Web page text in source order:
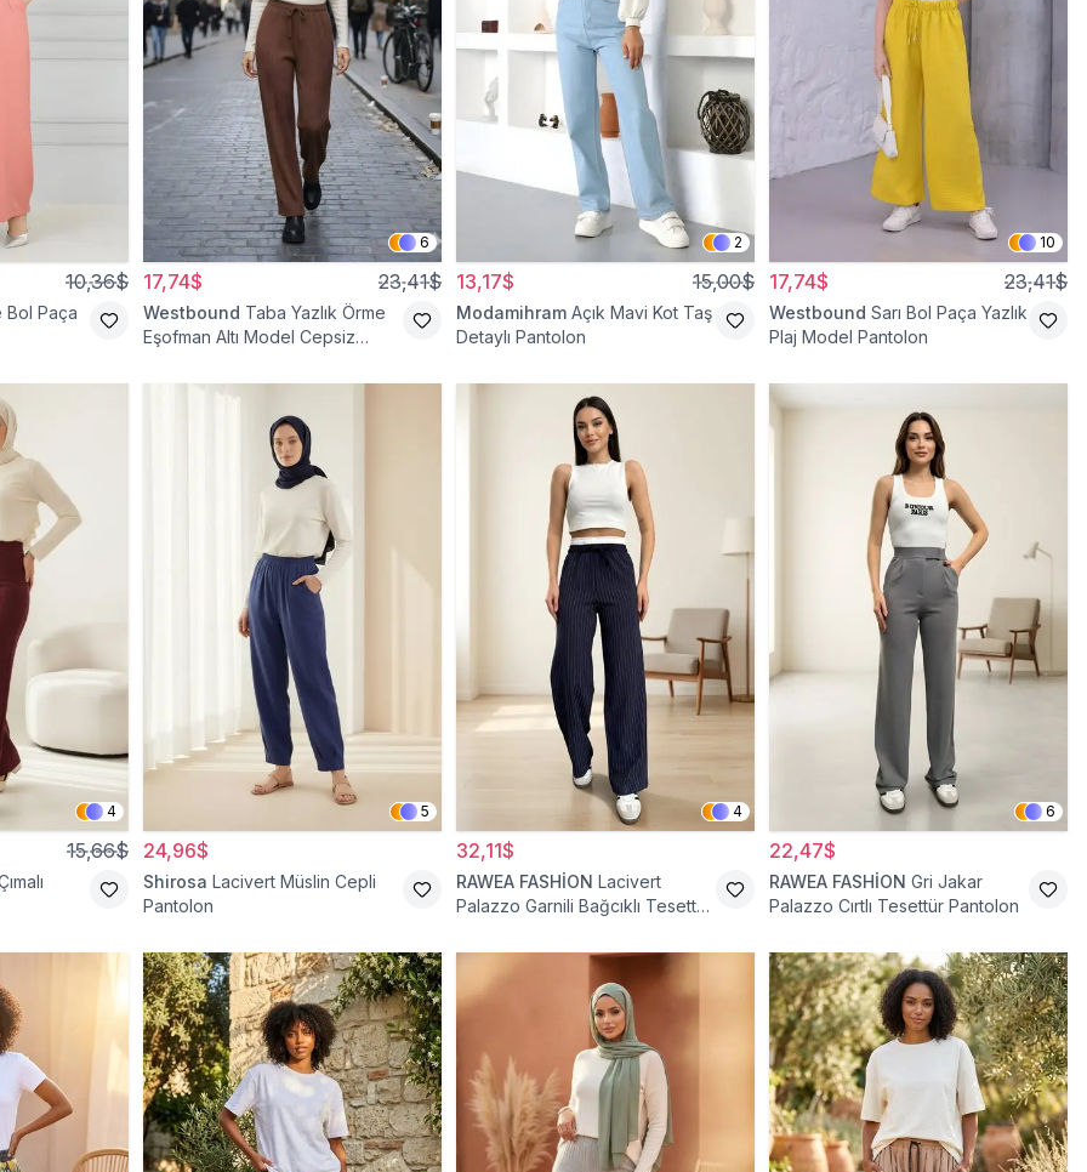
10,36$
Bol Paça
6
17,74$ 23,41$
Westbound Taba Yazlık Örme
Eşofman Altı Model Cepsiz
2
13,17$ 15,00$
Modamihram Açık Mavi Kot Taş
Detaylı Pantolon
10
17,74$ 23,41$
Westbound Sarı Bol Paça Yazlık
Plaj Model Pantolon
4
15,66$
5
24,96$
Shirosa Lacivert Müslin Cepli
Pantolon
4
32,11$
RAWEA FASHİON Lacivert
Palazzo Garnili Bağcıklı Tesettür
6
22,47$
RAWEA FASHİON Gri Jakar
Palazzo Cırtlı Tesettür Pantolon